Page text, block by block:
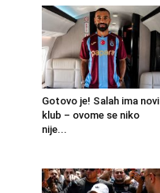
Gotovo je! Salah ima novi
klub – ovome se niko
nije...